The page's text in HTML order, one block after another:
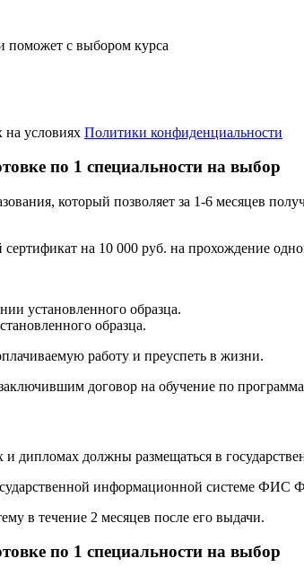
поможет с выбором курса
на условиях Политики конфиденциальности
по 1 специальности на выбор
который позволяет за 1-6 месяцев
на 10 000 руб. на прохождение
установленного образца.
образца.
работу и преуспеть в жизни.
договор на обучение по
и дипломах должны размещаться в
информационной системе ФИС
в течение 2 месяцев после его выдачи.
по 1 специальности на выбор